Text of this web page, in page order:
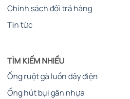
Chính sách đổi trả hàng
Tin tức
TÌM KIẾM NHIỀU
Ống ruột gà luồn dây điện
Ống hút bụi gân nhựa